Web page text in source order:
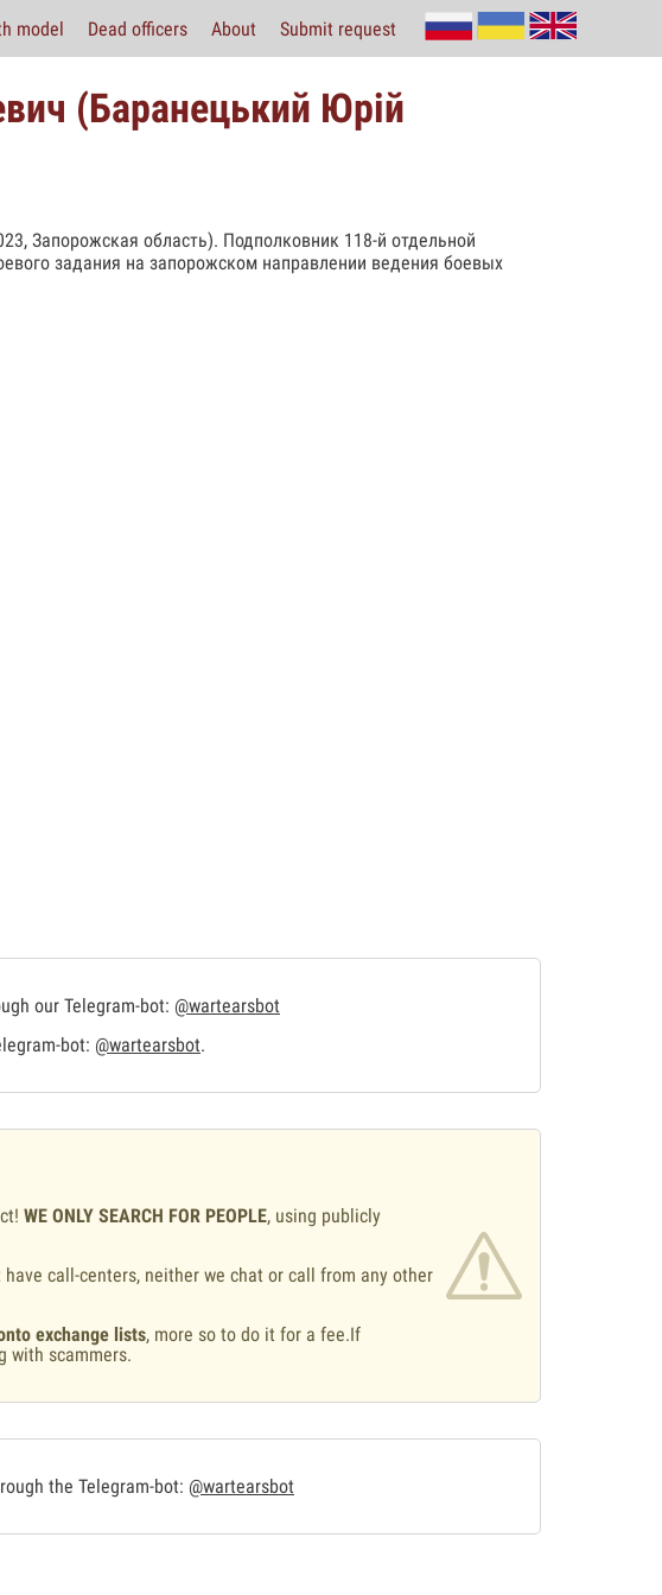
model Dead officers About Submit request
(Баранецький Юрій
Запорожская область). Подполковник 118-й отдельной
задания на запорожском направлении ведения боевых
our Telegram-bot: @wartearsbot
bot: @wartearsbot.
WE ONLY SEARCH FOR PEOPLE, using publicly
have call-centers, neither we chat or call from any other
exchange lists, more so to do it for a fee.If
with scammers.
the Telegram-bot: @wartearsbot